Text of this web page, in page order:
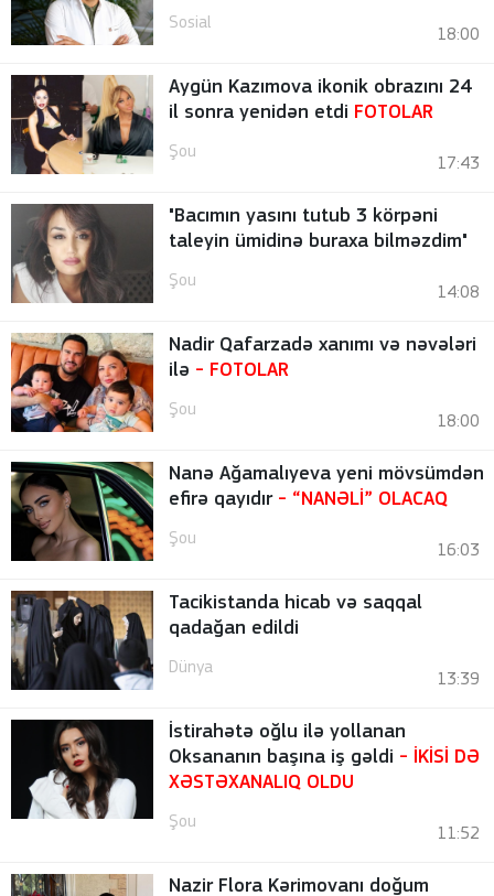
Sosial
18:00
Aygün Kazımova ikonik obrazını 24
il sonra yenidən etdi FOTOLAR
Şou
17:43
"Bacımın yasını tutub 3 körpəni
taleyin ümidinə buraxa bilməzdim"
Şou
14:08
Nadir Qafarzadə xanımı və nəvələri
ilə - FOTOLAR
Şou
18:00
Nanə Ağamalıyeva yeni mövsümdən
efirə qayıdır - “NANƏLİ” OLACAQ
Şou
16:03
Tacikistanda hicab və saqqal
qadağan edildi
Dünya
13:39
İstirahətə oğlu ilə yollanan
Oksananın başına iş gəldi - İKİSİ DƏ
XƏSTƏXANALIQ OLDU
Şou
11:52
Nazir Flora Kərimovanı doğum